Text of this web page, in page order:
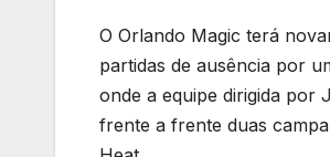
O Orlando Magic terá
partidas de ausência por
onde a equipe dirigida por
frente a frente duas